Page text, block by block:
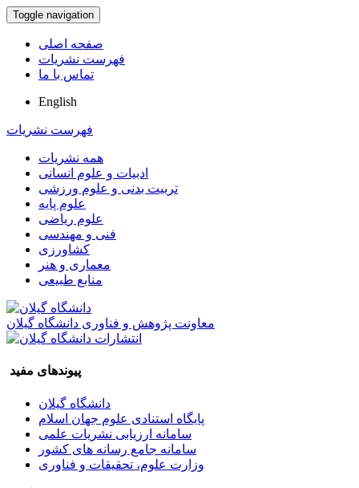
Toggle navigation
صفحه اصلی
فهرست نشریات
تماس با ما
English
فهرست نشریات
همه نشریات
ادبیات و علوم انسانی
تربیت بدنی و علوم ورزشی
علوم پایه
علوم ریاضی
فنی و مهندسی
کشاورزی
معماری و هنر
منابع طبیعی
معاونت پژوهش و فناوری دانشگاه گیلان
پیوندهای مفید
دانشگاه گیلان
پایگاه استنادی علوم جهان اسلام
سامانه ارزیابی نشریات علمی
سامانه جامع رسانه های کشور
وزارت علوم، تحقیقات و فناوری